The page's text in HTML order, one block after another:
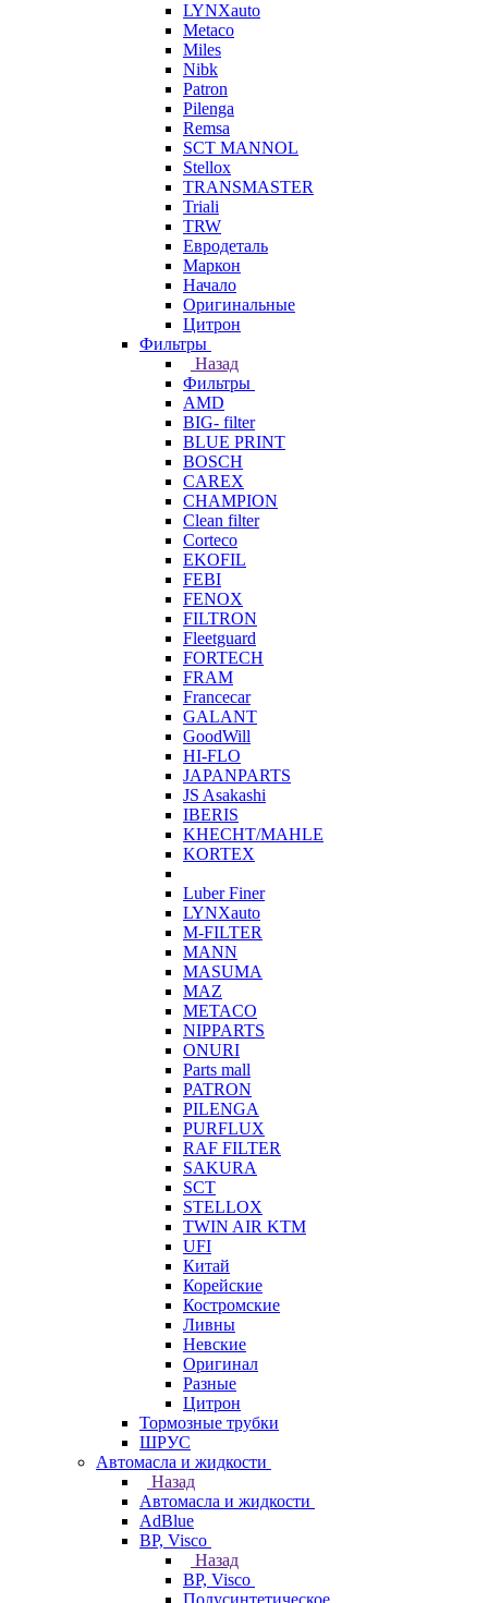
LYNXauto
Metaco
Miles
Nibk
Patron
Pilenga
Remsa
SCT MANNOL
Stellox
TRANSMASTER
Triali
TRW
Евродеталь
Маркон
Начало
Оригинальные
Цитрон
Фильтры
Назад
Фильтры
AMD
BIG- filter
BLUE PRINT
BOSCH
CAREX
CHAMPION
Clean filter
Corteco
EKOFIL
FEBI
FENOX
FILTRON
Fleetguard
FORTECH
FRAM
Francecar
GALANT
GoodWill
HI-FLO
JAPANPARTS
JS Asakashi
IBERIS
KHECHT/MAHLE
KORTEX
Luber Finer
LYNXauto
M-FILTER
MANN
MASUMA
MAZ
METACO
NIPPARTS
ONURI
Parts mall
PATRON
PILENGA
PURFLUX
RAF FILTER
SAKURA
SCT
STELLOX
TWIN AIR KTM
UFI
Китай
Корейские
Костромские
Ливны
Невские
Оригинал
Разные
Цитрон
Тормозные трубки
ШРУС
Автомасла и жидкости
Назад
Автомасла и жидкости
AdBlue
BP, Visco
Назад
BP, Visco
Полусинтетическое